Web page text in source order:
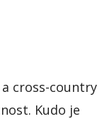
cross-country
Kudo je